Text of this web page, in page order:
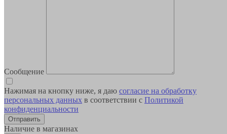
Сообщение
Нажимая на кнопку ниже, я даю согласие на обработку
персональных данных в соответствии с Политикой
конфиденциальности
Наличие в магазинах